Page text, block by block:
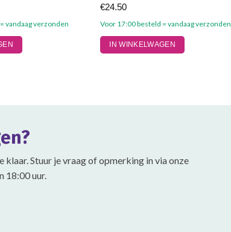
vandaag verzonden Voor 17:00 besteld = vandaag verzonden
€24.50
IN WINKELWAGEN
Dit
product
Deze
worden
klaar. Stuur je vraag of opmerking in via onze
18:00 uur.